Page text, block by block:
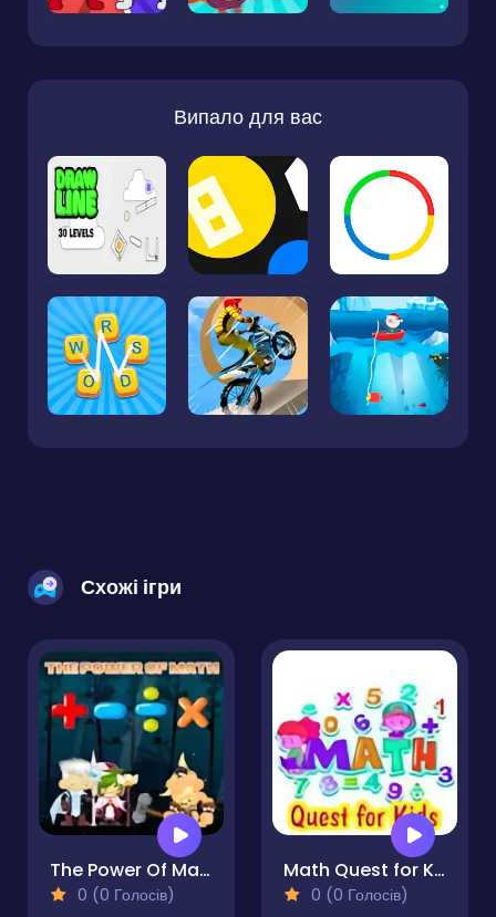
Випало для вас
Схожі ігри
The Power Of Math
0 (0 Голосів)
Math Quest for Kids
0 (0 Голосів)